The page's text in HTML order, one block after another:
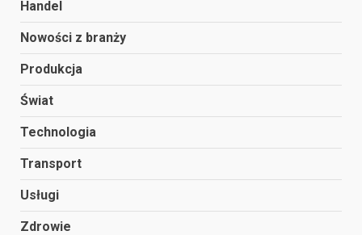
Handel
Nowości z branży
Produkcja
Świat
Technologia
Transport
Usługi
Zdrowie